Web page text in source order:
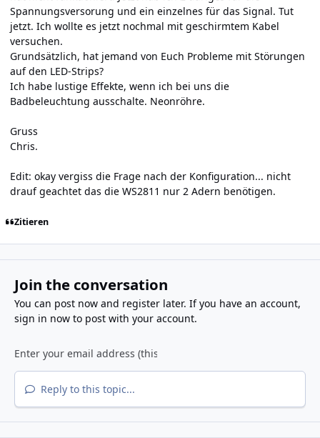
Spannungsversorung und ein einzelnes für das Signal. Tut
jetzt. Ich wollte es jetzt nochmal mit geschirmtem Kabel
versuchen.
Grundsätzlich, hat jemand von Euch Probleme mit Störungen
auf den LED-Strips?
Ich habe lustige Effekte, wenn ich bei uns die
Badbeleuchtung ausschalte. Neonröhre.
Gruss
Chris.
Edit: okay vergiss die Frage nach der Konfiguration... nicht
drauf geachtet das die WS2811 nur 2 Adern benötigen.
Zitieren
Join the conversation
You can post now and register later. If you have an account,
sign in nowto post with your account.
Reply to this topic...